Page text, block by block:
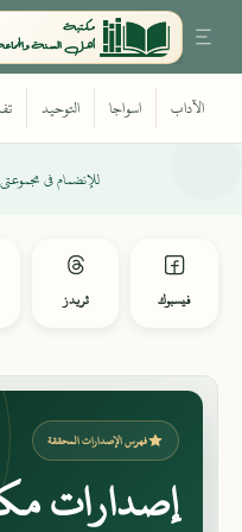
للإنضمام في
فيسبوك ثريدز
فهرس الإصدارات المحققة
إصدارات